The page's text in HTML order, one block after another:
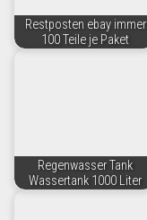
Restposten ebay immer
100 Teile je Paket
Regenwasser Tank
Wassertank 1000 Liter